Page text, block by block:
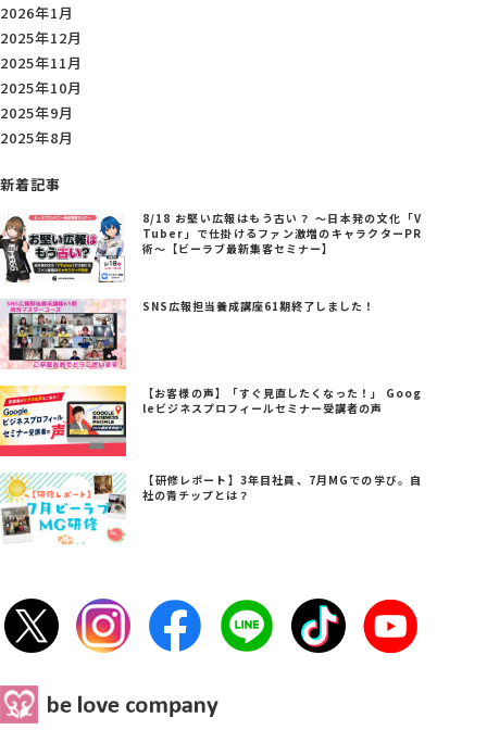
2026年1月
2025年12月
2025年11月
2025年10月
2025年9月
2025年8月
新着記事
8/18 お堅い広報はもう古い？ ～日本発の文化「V
Tuber」で仕掛けるファン激増のキャラクターPR
術～【ビーラブ最新集客セミナー】
SNS広報担当養成講座61期終了しました！
【お客様の声】「すぐ見直したくなった！」 Goog
leビジネスプロフィールセミナー受講者の声
【研修レポート】3年目社員、7月MGでの学び。自
社の青チップとは？